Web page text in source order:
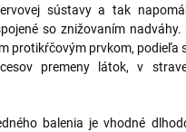
sústavy a tak
so znižovaním nadváhy.
protikŕčovým prvkom, podieľa
premeny látok, v
balenia je vhodné